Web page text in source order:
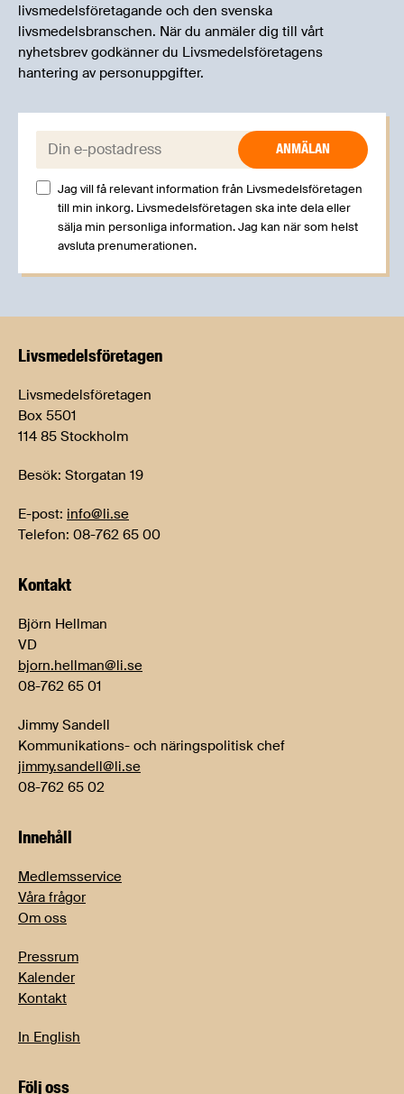
livsmedelsföretagande och den svenska
livsmedelsbranschen. När du anmäler dig till vårt
nyhetsbrev godkänner du Livsmedelsföretagens
hantering av personuppgifter.
E-post:
Jag vill få relevant information från Livsmedelsföretagen
till min inkorg. Livsmedelsföretagen ska inte dela eller
sälja min personliga information. Jag kan när som helst
avsluta prenumerationen.
Livsmedels­företagen
Livsmedelsföretagen
Box 5501
114 85 Stockholm
Besök: Storgatan 19
E-post: info@li.se
Telefon: 08-762 65 00
Kontakt
Björn Hellman
VD
bjorn.hellman@li.se
08-762 65 01
Jimmy Sandell
Kommunikations- och näringspolitisk chef
jimmy.sandell@li.se
08-762 65 02
Innehåll
Medlemsservice
Våra frågor
Om oss
Pressrum
Kalender
Kontakt
In English
Följ oss